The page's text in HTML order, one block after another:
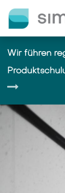
Wir führen